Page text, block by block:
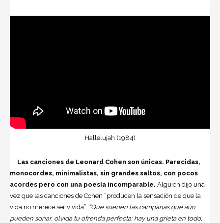
Hallelujah (1984)
Las canciones de Leonard Cohen son únicas. Parecidas,
monocordes, minimalistas, sin grandes saltos, con pocos
acordes pero con una poesía incomparable. Alguien dijo una
vez que las canciones de Cohen “producen la sensación de que la
vida no merece ser vivida”. “Que suenen las campanas que aún
pueden sonar, olvida tu ofrenda perfecta; hay una grieta en todo,